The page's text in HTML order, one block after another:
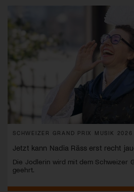
SCHWEIZER GRAND PRIX MUSIK 2026
Jetzt kann Nadia Räss erst recht
Die Jodlerin wird mit dem Schweizer
geehrt.